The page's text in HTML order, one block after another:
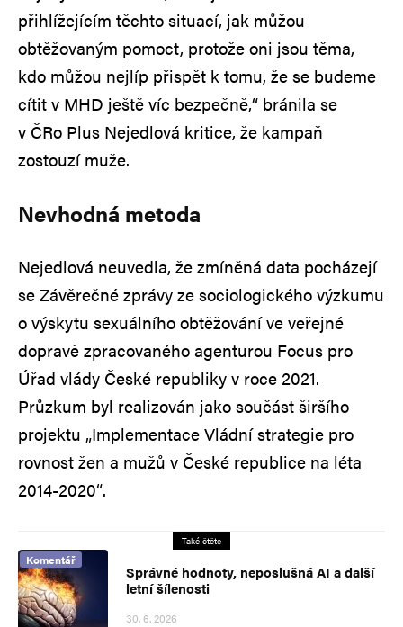
přihlížejícím těchto situací, jak můžou
obtěžovaným pomoct, protože oni jsou těma,
kdo můžou nejlíp přispět k tomu, že se budeme
cítit v MHD ještě víc bezpečně,“ bránila se
v ČRo Plus Nejedlová kritice, že kampaň
zostouzí muže.
Nevhodná metoda
Nejedlová neuvedla, že zmíněná data pocházejí
se Závěrečné zprávy ze sociologického výzkumu
o výskytu sexuálního obtěžování ve veřejné
dopravě zpracovaného agenturou Focus pro
Úřad vlády České republiky v roce 2021.
Průzkum byl realizován jako součást širšího
projektu „Implementace Vládní strategie pro
rovnost žen a mužů v České republice na léta
2014-2020“.
Také čtěte
Komentář
Správné hodnoty, neposlušná AI a další
letní šílenosti
30. 6. 2026